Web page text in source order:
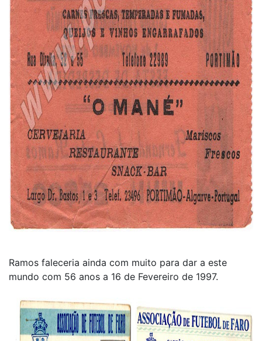
Ramos faleceria ainda com muito para dar a este
mundo com 56 anos a 16 de Fevereiro de 1997.